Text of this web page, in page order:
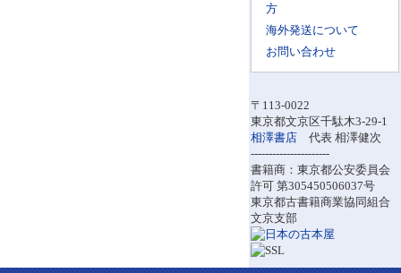
方
海外発送について
お問い合わせ
〒113-0022
東京都文京区千駄木3-29-1
相澤書店 代表 相澤健次
----------------------
書籍商：東京都公安委員会
許可 第305450506037号
東京都古書籍商業協同組合
文京支部